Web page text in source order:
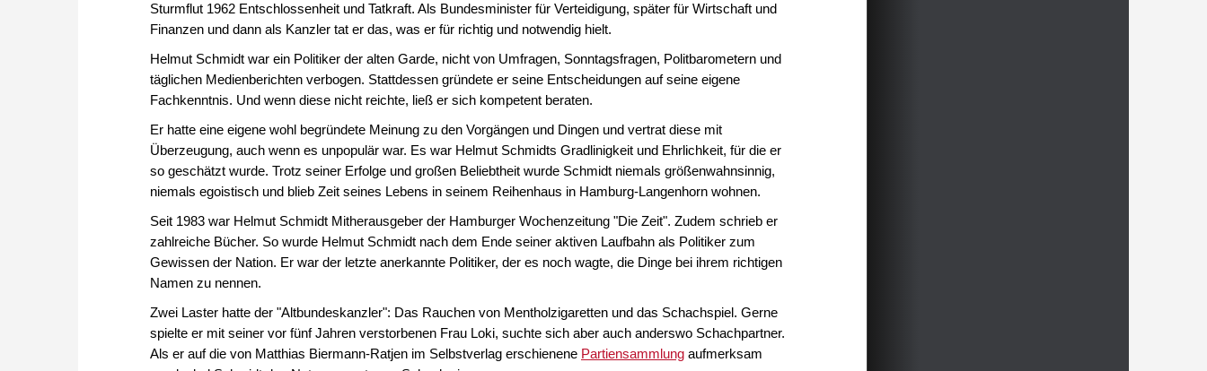
Sturmflut 1962 Entschlossenheit und Tatkraft. Als Bundesminister für Verteidigung, später für Wirtschaft und
Finanzen und dann als Kanzler tat er das, was er für richtig und notwendig hielt.
Helmut Schmidt war ein Politiker der alten Garde, nicht von Umfragen, Sonntagsfragen, Politbarometern und
täglichen Medienberichten verbogen. Stattdessen gründete er seine Entscheidungen auf seine eigene
Fachkenntnis. Und wenn diese nicht reichte, ließ er sich kompetent beraten.
Er hatte eine eigene wohl begründete Meinung zu den Vorgängen und Dingen und vertrat diese mit
Überzeugung, auch wenn es unpopulär war. Es war Helmut Schmidts Gradlinigkeit und Ehrlichkeit, für die er
so geschätzt wurde. Trotz seiner Erfolge und großen Beliebtheit wurde Schmidt niemals größenwahnsinnig,
niemals egoistisch und blieb Zeit seines Lebens in seinem Reihenhaus in Hamburg-Langenhorn wohnen.
Seit 1983 war Helmut Schmidt Mitherausgeber der Hamburger Wochenzeitung "Die Zeit". Zudem schrieb er
zahlreiche Bücher. So wurde Helmut Schmidt nach dem Ende seiner aktiven Laufbahn als Politiker zum
Gewissen der Nation. Er war der letzte anerkannte Politiker, der es noch wagte, die Dinge bei ihrem richtigen
Namen zu nennen.
Zwei Laster hatte der "Altbundeskanzler": Das Rauchen von Mentholzigaretten und das Schachspiel. Gerne
spielte er mit seiner vor fünf Jahren verstorbenen Frau Loki, suchte sich aber auch anderswo Schachpartner.
Als er auf die von Matthias Biermann-Ratjen im Selbstverlag erschienene Partiensammlung aufmerksam